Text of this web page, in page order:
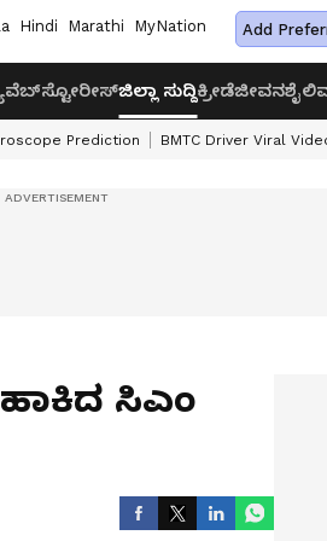
Hindi Marathi MyNation Add
ವೆಬ್‌ಸ್ಟೋರೀಸ್ಜಿಲ್ಲಾ ಸುದ್ದಿಕ್ರೀಡೆಜೀವನಶೈಲಿ
Prediction BMTC Driver Viral
ಸಿಎಂ